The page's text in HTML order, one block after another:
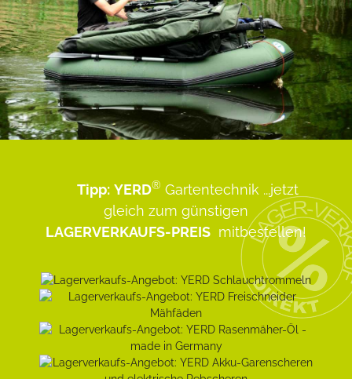
Tipp: YERD® Gartentechnik ...jetzt
gleich zum günstigen
LAGERVERKAUFS-PREIS mitbestellen!